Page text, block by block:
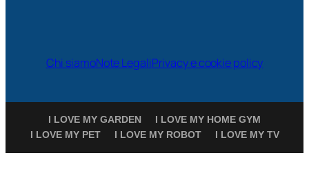
Chi siamoNote LegaliPrivacy e cookie policy
I LOVE MY GARDEN
I LOVE MY HOME GYM
I LOVE MY PET
I LOVE MY ROBOT I LOVE MY TV